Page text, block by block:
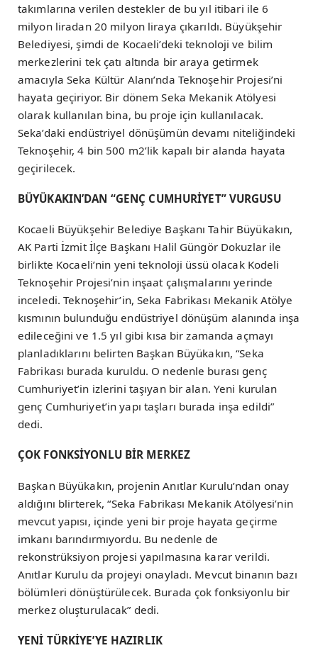
takımlarına verilen destekler de bu yıl itibari ile 6
milyon liradan 20 milyon liraya çıkarıldı. Büyükşehir
Belediyesi, şimdi de Kocaeli’deki teknoloji ve bilim
merkezlerini tek çatı altında bir araya getirmek
amacıyla Seka Kültür Alanı’nda Teknoşehir Projesi’ni
hayata geçiriyor. Bir dönem Seka Mekanik Atölyesi
olarak kullanılan bina, bu proje için kullanılacak.
Seka’daki endüstriyel dönüşümün devamı niteliğindeki
Teknoşehir, 4 bin 500 m2’lik kapalı bir alanda hayata
geçirilecek.
BÜYÜKAKIN’DAN “GENÇ CUMHURİYET” VURGUSU
Kocaeli Büyükşehir Belediye Başkanı Tahir Büyükakın,
AK Parti İzmit İlçe Başkanı Halil Güngör Dokuzlar ile
birlikte Kocaeli’nin yeni teknoloji üssü olacak Kodeli
Teknoşehir Projesi’nin inşaat çalışmalarını yerinde
inceledi. Teknoşehir’in, Seka Fabrikası Mekanik Atölye
kısmının bulunduğu endüstriyel dönüşüm alanında inşa
edileceğini ve 1.5 yıl gibi kısa bir zamanda açmayı
planladıklarını belirten Başkan Büyükakın, “Seka
Fabrikası burada kuruldu. O nedenle burası genç
Cumhuriyet’in izlerini taşıyan bir alan. Yeni kurulan
genç Cumhuriyet’in yapı taşları burada inşa edildi”
dedi.
ÇOK FONKSİYONLU BİR MERKEZ
Başkan Büyükakın, projenin Anıtlar Kurulu’ndan onay
aldığını blirterek, “Seka Fabrikası Mekanik Atölyesi’nin
mevcut yapısı, içinde yeni bir proje hayata geçirme
imkanı barındırmıyordu. Bu nedenle de
rekonstrüksiyon projesi yapılmasına karar verildi.
Anıtlar Kurulu da projeyi onayladı. Mevcut binanın bazı
bölümleri dönüştürülecek. Burada çok fonksiyonlu bir
merkez oluşturulacak” dedi.
YENİ TÜRKİYE’YE HAZIRLIK